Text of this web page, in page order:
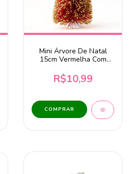
Mini Árvore De Natal
15cm Vermelha Com
R$10,99